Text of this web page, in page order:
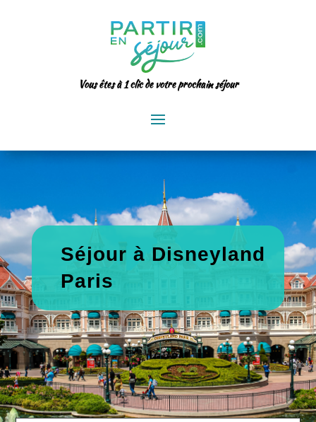
Vous êtes à 1 clic de votre prochain séjour
Séjour à Disneyland
Paris